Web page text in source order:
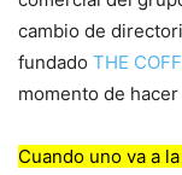
cambio de
fundado THE
momento de
Cuando uno va a